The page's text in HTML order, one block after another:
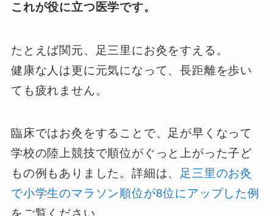
これが役に立つ医学です。
たとえば関元、足三里にお灸をすえる。
健康な人は更に元気になって、長距離を歩い
ても疲れません。
臨床ではお灸をすることで、足が早くなって
学校の陸上競技で順位がぐっと上がった子ど
もの例もありました。詳細は、 足三里のお灸
で小学生のマラソン順位が8位にアップした例